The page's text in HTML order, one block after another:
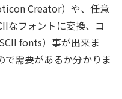
Creator）や、任意
なフォントに変換、コ
fonts）事が出来ま
で需要があるか分かりま